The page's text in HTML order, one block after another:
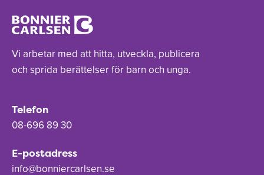
Vi arbetar med att hitta, utveckla, publicera
och sprida berättelser för barn och unga.
Telefon
08-696 89 30
E-postadress
info@bonniercarlsen.se